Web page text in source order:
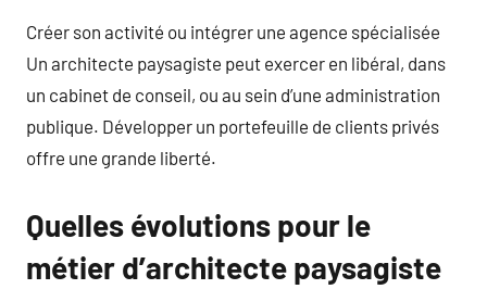
Créer son activité ou intégrer une agence spécialisée
Un architecte paysagiste peut exercer en libéral, dans
un cabinet de conseil, ou au sein d’une administration
publique. Développer un portefeuille de clients privés
offre une grande liberté.
Quelles évolutions pour le
métier d’architecte paysagiste